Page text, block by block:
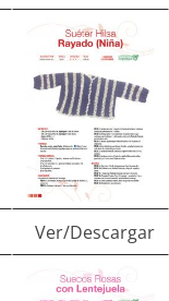
Ver/Descargar